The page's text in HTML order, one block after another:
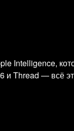
Intelligence,
и Thread — всё